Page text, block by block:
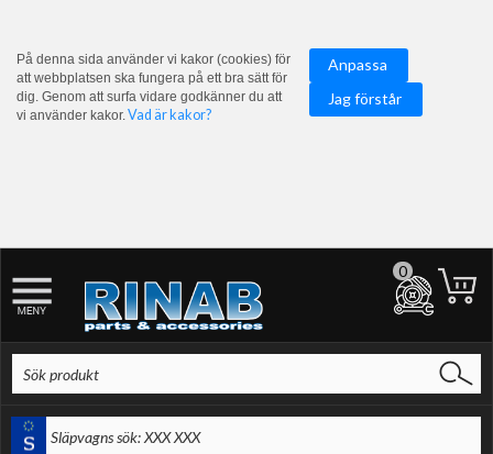
På denna sida använder vi kakor (cookies) för
att webbplatsen ska fungera på ett bra sätt för
dig. Genom att surfa vidare godkänner du att
vi använder kakor.Vad är kakor?
Anpassa
Jag förstår
0